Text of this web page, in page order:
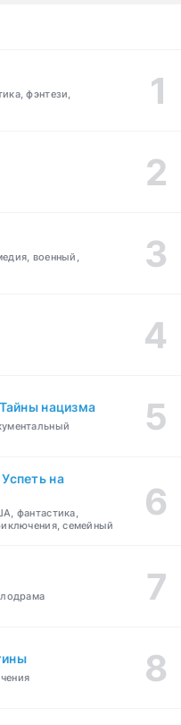
фэнтези,
военный,
нацизма
на
фантастика,
семейный